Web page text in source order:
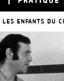
LES ENFANTS DU